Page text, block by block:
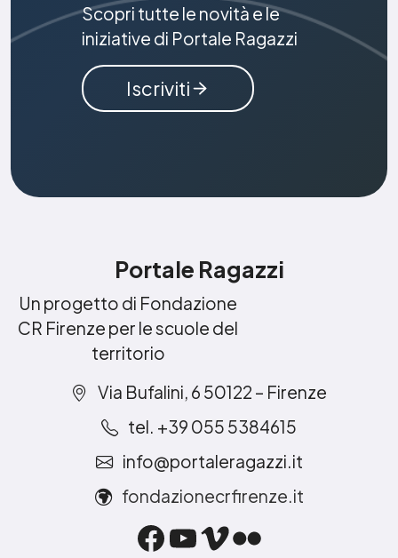
Scopri tutte le novità e le
iniziative di Portale Ragazzi
Iscriviti
Portale Ragazzi
Un progetto di Fondazione
CR Firenze per le scuole del
territorio
Via Bufalini, 6 50122 – Firenze
tel. +39 055 5384615
info@portaleragazzi.it
fondazionecrfirenze.it
Facebook
YouTube
Vimeo
Flickr